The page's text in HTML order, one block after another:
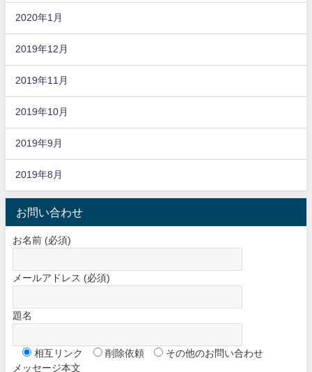
2020年1月
2019年12月
2019年11月
2019年10月
2019年9月
2019年8月
お問い合わせ
お名前 (必須)
メールアドレス (必須)
題名
相互リンク 削除依頼
その他のお問い合わせ
メッセージ本文